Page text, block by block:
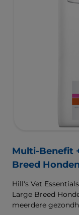
Multi-Benefit
Breed
Hill's Vet
Large Breed
meerdere